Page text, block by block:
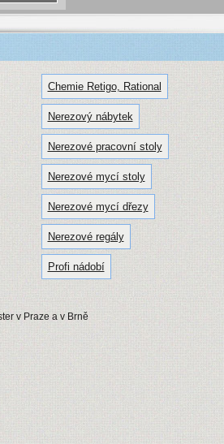
Chemie Retigo, Rational
Nerezový nábytek
Nerezové pracovní stoly
Nerezové mycí stoly
Nerezové mycí dřezy
Nerezové regály
Profi nádobí
v Praze a v Brně